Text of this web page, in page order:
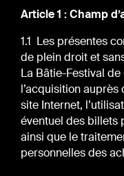
Article 1 : Champ
1.1 Les présentes
de plein droit et
La Bâtie-Festival
l’acquisition
site Internet,
éventuel des billets
ainsi que le
personnelles des